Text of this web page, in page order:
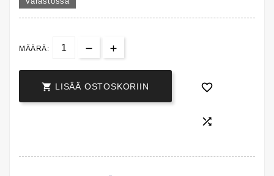
MÄÄRÄ:
 LISÄÄ OSTOSKORIIN 
